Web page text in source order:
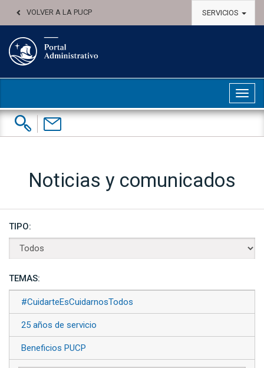
VOLVER A LA PUCP SERVICIOS
Buscar:
Contáctenos
Noticias y comunicados
TIPO:
TEMAS:
#CuidarteEsCuidarnosTodos
25 años de servicio
Beneficios PUCP